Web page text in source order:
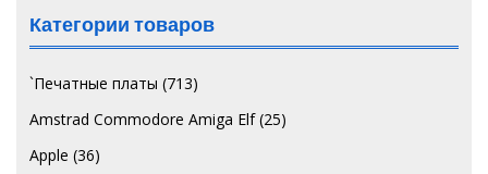
Категории товаров
`Печатные платы (713)
Amstrad Commodore Amiga Elf(25)
Apple (36)